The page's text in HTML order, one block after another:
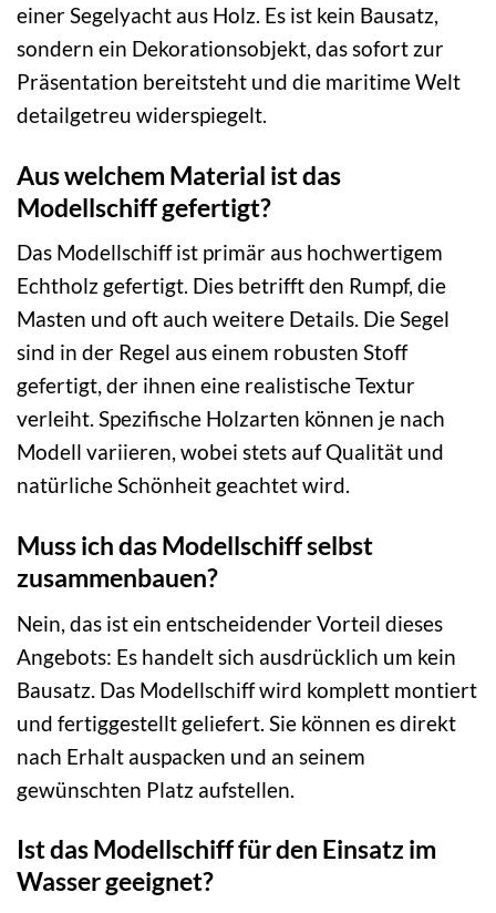
einer Segelyacht aus Holz. Es ist kein Bausatz,
sondern ein Dekorationsobjekt, das sofort zur
Präsentation bereitsteht und die maritime Welt
detailgetreu widerspiegelt.
Aus welchem Material ist das
Modellschiff gefertigt?
Das Modellschiff ist primär aus hochwertigem
Echtholz gefertigt. Dies betrifft den Rumpf, die
Masten und oft auch weitere Details. Die Segel
sind in der Regel aus einem robusten Stoff
gefertigt, der ihnen eine realistische Textur
verleiht. Spezifische Holzarten können je nach
Modell variieren, wobei stets auf Qualität und
natürliche Schönheit geachtet wird.
Muss ich das Modellschiff selbst
zusammenbauen?
Nein, das ist ein entscheidender Vorteil dieses
Angebots: Es handelt sich ausdrücklich um kein
Bausatz. Das Modellschiff wird komplett montiert
und fertiggestellt geliefert. Sie können es direkt
nach Erhalt auspacken und an seinem
gewünschten Platz aufstellen.
Ist das Modellschiff für den Einsatz im
Wasser geeignet?